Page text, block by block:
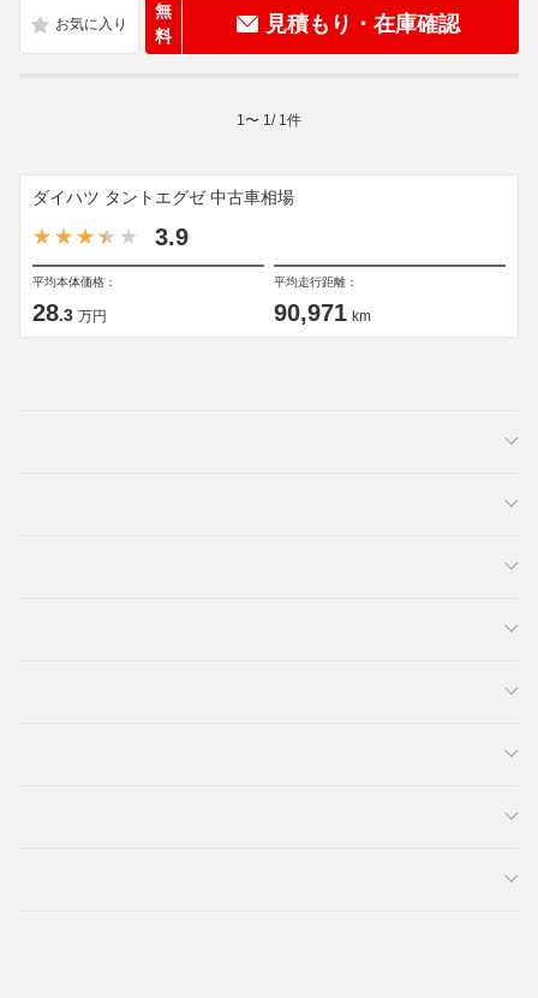
無
料
見積もり・在庫確認
1 〜 1 / 1 件
ダイハツ タントエグゼ 中古車相場
3.9
平均本体価格：
28.3 万円
平均走行距離：
90,971 km